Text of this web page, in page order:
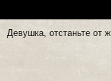
Девушка, отстаньте от